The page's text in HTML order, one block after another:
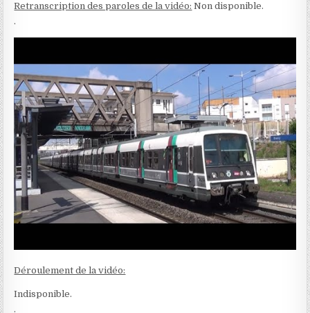
Retranscription des paroles de la vidéo: Non disponible.
.
Déroulement de la vidéo:
Indisponible.
.